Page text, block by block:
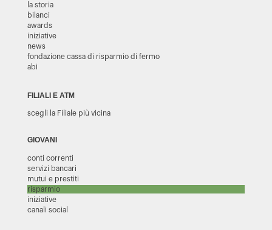
la storia
bilanci
awards
iniziative
news
fondazione cassa di risparmio di fermo
abi
FILIALI E ATM
scegli la Filiale più vicina
GIOVANI
conti correnti
servizi bancari
mutui e prestiti
risparmio
iniziative
canali social